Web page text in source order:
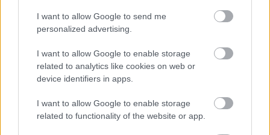
I want to allow Google to send me
personalized advertising.
I want to allow Google to enable storage
related to analytics like cookies on web or
device identifiers in apps.
I want to allow Google to enable storage
related to functionality of the website or app.